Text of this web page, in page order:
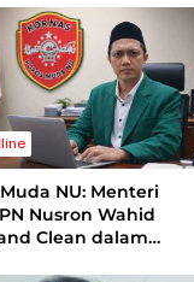
NU: Menteri
Nusron Wahid
Clean dalam